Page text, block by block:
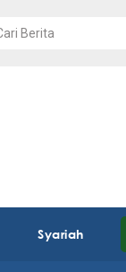
Syariah